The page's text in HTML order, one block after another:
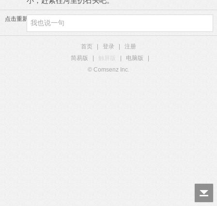
点击重新加载
首页 登录
注册
简易版
触屏版 电脑版
© Comsenz Inc.